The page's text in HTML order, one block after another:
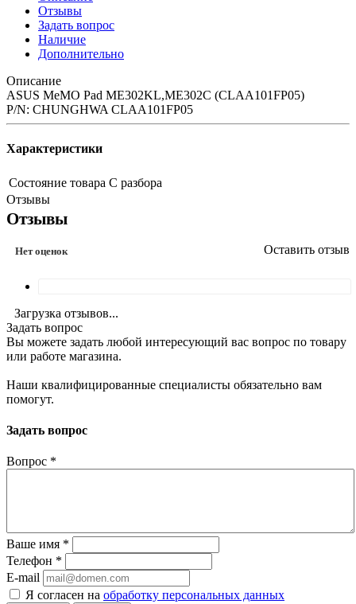
Отзывы
Задать вопрос
Наличие
Дополнительно
Описание
ASUS MeMO Pad ME302KL,ME302C (CLAA101FP05)
P/N: CHUNGHWA CLAA101FP05
Характеристики
Состояние товара С разбора
Отзывы
Отзывы
Нет оценок Оставить отзыв
Загрузка отзывов...
Задать вопрос
Вы можете задать любой интересующий вас вопрос по товару
или работе магазина.
Наши квалифицированные специалисты обязательно вам
помогут.
Задать вопрос
Вопрос *
Ваше имя *
Телефон *
E-mail
Я согласен на обработку персональных данных